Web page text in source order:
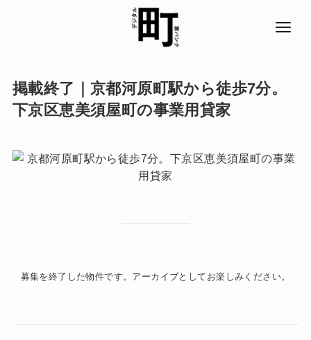
掲載終了｜京都河原町駅から徒歩7分。
下京区恵美須屋町の事業用貸家
募集を終了した物件です。アーカイブとしてお楽しみください。